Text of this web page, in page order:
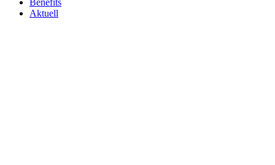
Benefits
Aktuell